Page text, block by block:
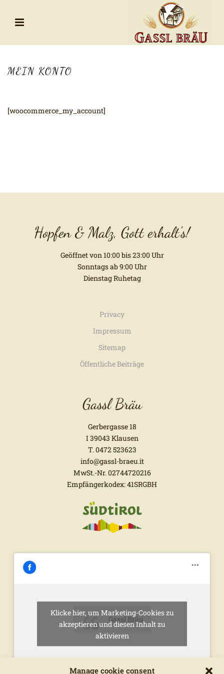
Manage cookie consent
MEIN KONTO
[woocommerce_my_account]
Hopfen & Malz, Gott erhalt's!
Geöffnet von 10:00 bis 23:00 Uhr
Sonntags ab 9:00 Uhr
Dienstag Ruhetag
Privacy
Impressum
Sitemap
Öffentliche Beiträge
Gassl Bräu
Gerbergasse 18
I 39043 Klausen
T. 0472 523623
info@gassl-braeu.it
MwSt.-Nr. 02744720216
Empfängerkodex: 41SRGBH
Gassl Bräu
Klicke hier, um Marketing-Cookies zu
akzeptieren und diesen Inhalt zu
aktivieren